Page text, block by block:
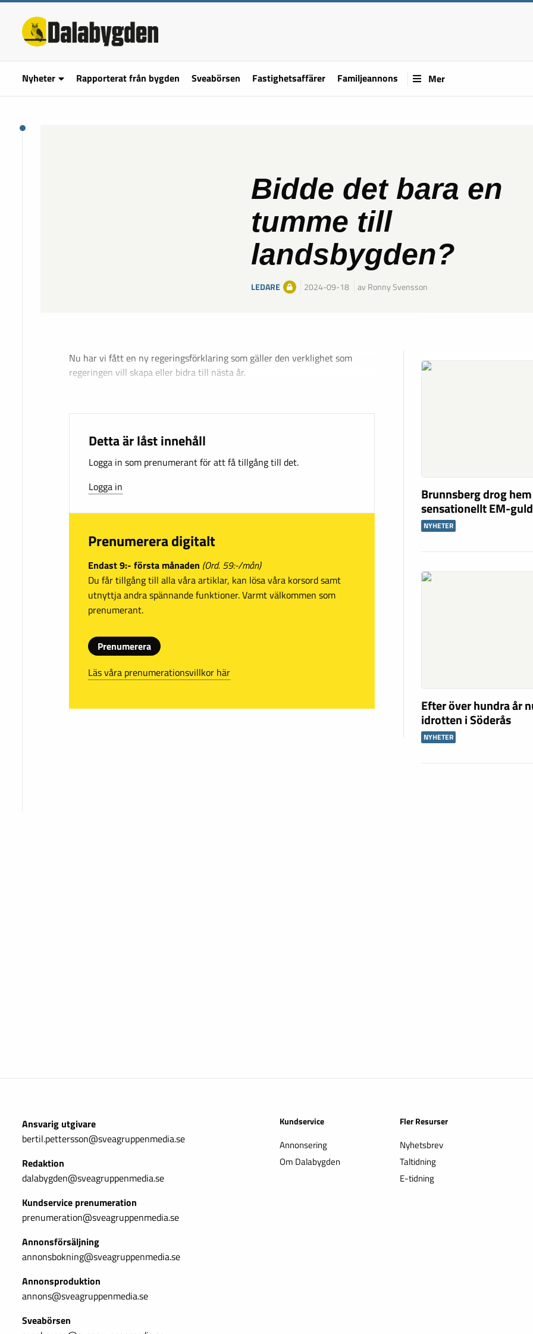
Nyheter Rapporterat från bygden Sveabörsen Fastighetsaffärer Familjeannons Mer
Bidde det bara en
tumme till
landsbygden?
LEDARE 2024-09-18 av Ronny Svensson
Nu har vi fått en ny regeringsförklaring som gäller den verklighet som
regeringen vill skapa eller bidra till nästa år.
Detta är låst innehåll
Logga in som prenumerant för att få tillgång till det.
Logga in
Prenumerera digitalt
Endast 9:- första månaden (Ord. 59:-/mån)
Du får tillgång till alla våra artiklar, kan lösa våra korsord samt
utnyttja andra spännande funktioner. Varmt välkommen som
prenumerant.
Prenumerera
Läs våra prenumerationsvillkor här
Brunnsberg drog hem
sensationellt EM-guld
NYHETER
Efter över hundra år
idrotten i Söderås
NYHETER
Ansvarig utgivare
bertil.pettersson@sveagruppenmedia.se
Redaktion
dalabygden@sveagruppenmedia.se
Kundservice prenumeration
prenumeration@sveagruppenmedia.se
Annonsförsäljning
annonsbokning@sveagruppenmedia.se
Annonsproduktion
annons@sveagruppenmedia.se
Sveabörsen
Kundservice
Annonsering
Om Dalabygden
Fler Resurser
Nyhetsbrev
Taltidning
E-tidning